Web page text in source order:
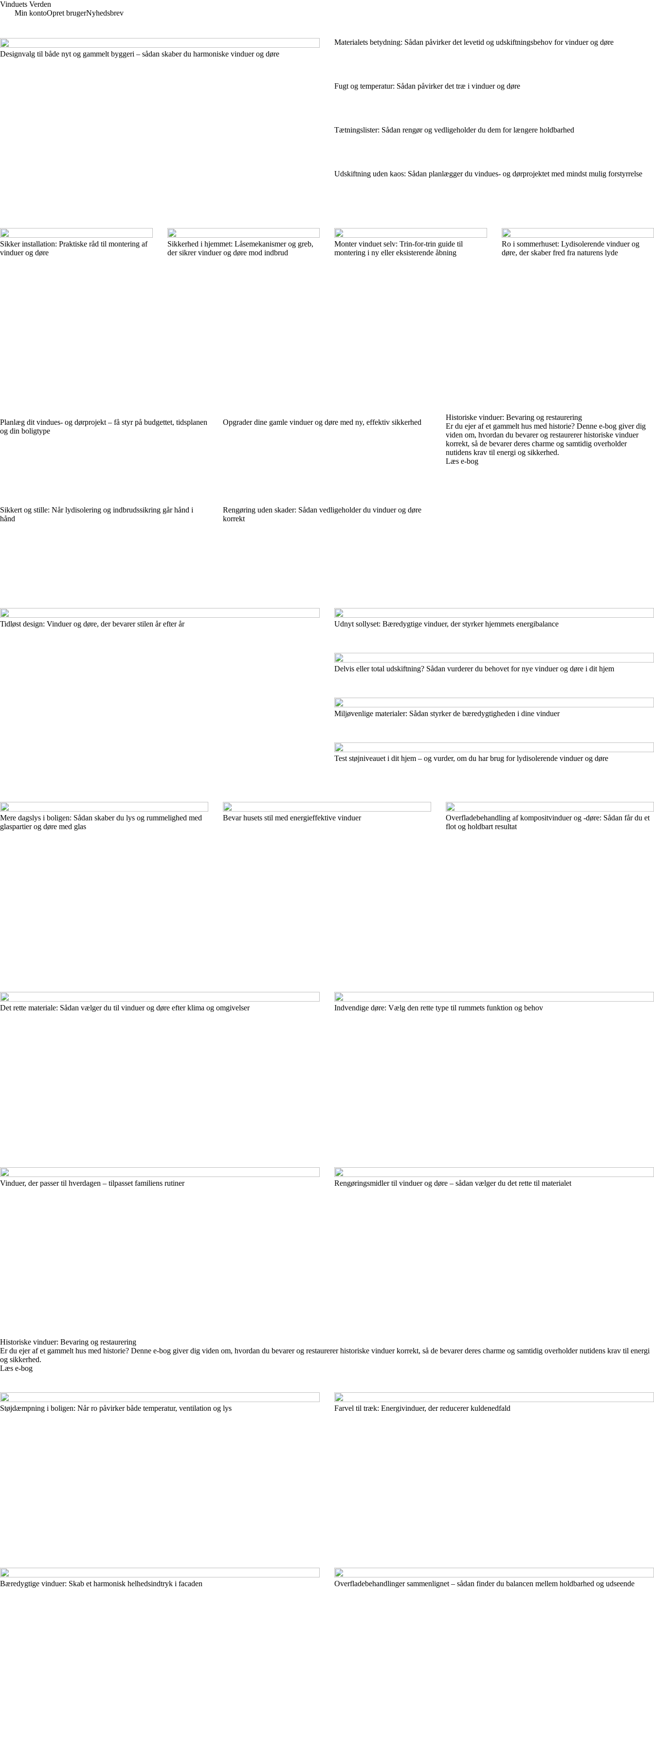
Vinduets Verden
Min kontoOpret brugerNyhedsbrev
Designvalg til både nyt og gammelt byggeri – sådan skaber du harmoniske vinduer og døre
Materialets betydning: Sådan påvirker det levetid og udskiftningsbehov for vinduer og døre
Fugt og temperatur: Sådan påvirker det træ i vinduer og døre
Tætningslister: Sådan rengør og vedligeholder du dem for længere holdbarhed
Udskiftning uden kaos: Sådan planlægger du vindues- og dørprojektet med mindst mulig forstyrrelse
Sikker installation: Praktiske råd til montering af
vinduer og døre
Sikkerhed i hjemmet: Låsemekanismer og greb,
der sikrer vinduer og døre mod indbrud
Monter vinduet selv: Trin-for-trin guide til
montering i ny eller eksisterende åbning
Ro i sommerhuset: Lydisolerende vinduer og
døre, der skaber fred fra naturens lyde
Planlæg dit vindues- og dørprojekt – få styr på budgettet, tidsplanen
og din boligtype
Sikkert og stille: Når lydisolering og indbrudssikring går hånd i
hånd
Opgrader dine gamle vinduer og døre med ny, effektiv sikkerhed
Rengøring uden skader: Sådan vedligeholder du vinduer og døre
korrekt
Historiske vinduer: Bevaring og restaurering
Er du ejer af et gammelt hus med historie? Denne e-bog giver dig
viden om, hvordan du bevarer og restaurerer historiske vinduer
korrekt, så de bevarer deres charme og samtidig overholder
nutidens krav til energi og sikkerhed.
Læs e-bog
Tidløst design: Vinduer og døre, der bevarer stilen år efter år Udnyt sollyset: Bæredygtige vinduer, der styrker hjemmets energibalance
Delvis eller total udskiftning? Sådan vurderer du behovet for nye vinduer og døre i dit hjem
Miljøvenlige materialer: Sådan styrker de bæredygtigheden i dine vinduer
Test støjniveauet i dit hjem – og vurder, om du har brug for lydisolerende vinduer og døre
Mere dagslys i boligen: Sådan skaber du lys og rummelighed med
glaspartier og døre med glas
Bevar husets stil med energieffektive vinduer
Overfladebehandling af kompositvinduer og -døre: Sådan får du et
flot og holdbart resultat
Det rette materiale: Sådan vælger du til vinduer og døre efter klima og omgivelser Indvendige døre: Vælg den rette type til rummets funktion og behov
Vinduer, der passer til hverdagen – tilpasset familiens rutiner Rengøringsmidler til vinduer og døre – sådan vælger du det rette til materialet
Historiske vinduer: Bevaring og restaurering
Er du ejer af et gammelt hus med historie? Denne e-bog giver dig viden om, hvordan du bevarer og restaurerer historiske vinduer korrekt, så de bevarer deres charme og samtidig overholder nutidens krav til energi
og sikkerhed.
Læs e-bog
Støjdæmpning i boligen: Når ro påvirker både temperatur, ventilation og lys Farvel til træk: Energivinduer, der reducerer kuldenedfald
Bæredygtige vinduer: Skab et harmonisk helhedsindtryk i facaden Overfladebehandlinger sammenlignet – sådan finder du balancen mellem holdbarhed og udseende